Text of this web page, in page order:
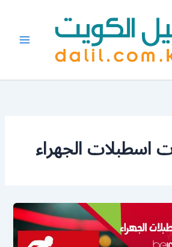
اسطبلات الجهراء